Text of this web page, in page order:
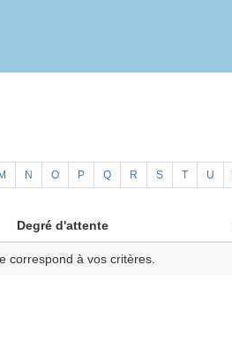
M N O P Q R S T U
Degré d'attente
correspond à vos critères.